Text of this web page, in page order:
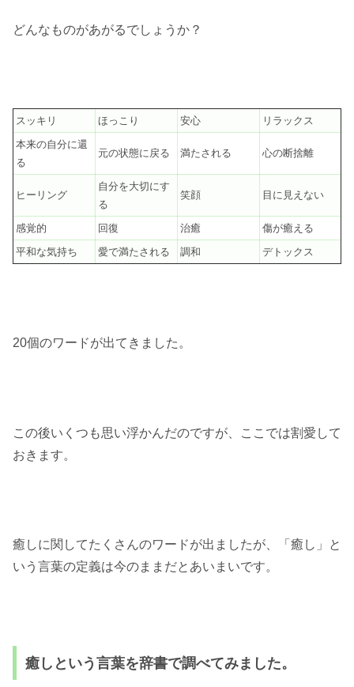
どんなものがあがるでしょうか？
スッキリ ほっこり 安心
リラックス
本来の自分に還
る
元の状態に戻る 満たされる 心の断捨離
ヒーリング
自分を大切にす
る
笑顔 目に見えない
感覚的 回復 治癒
傷が癒える
平和な気持ち
愛で満たされる 調和 デトックス
20個のワードが出てきました。
この後いくつも思い浮かんだのですが、
ここでは割愛して
おきます。
癒しに関してたくさんのワードが出ましたが、
「癒し」と
いう言葉の定義は今のままだとあいまいです。
癒しという言葉を辞書で調べてみました。